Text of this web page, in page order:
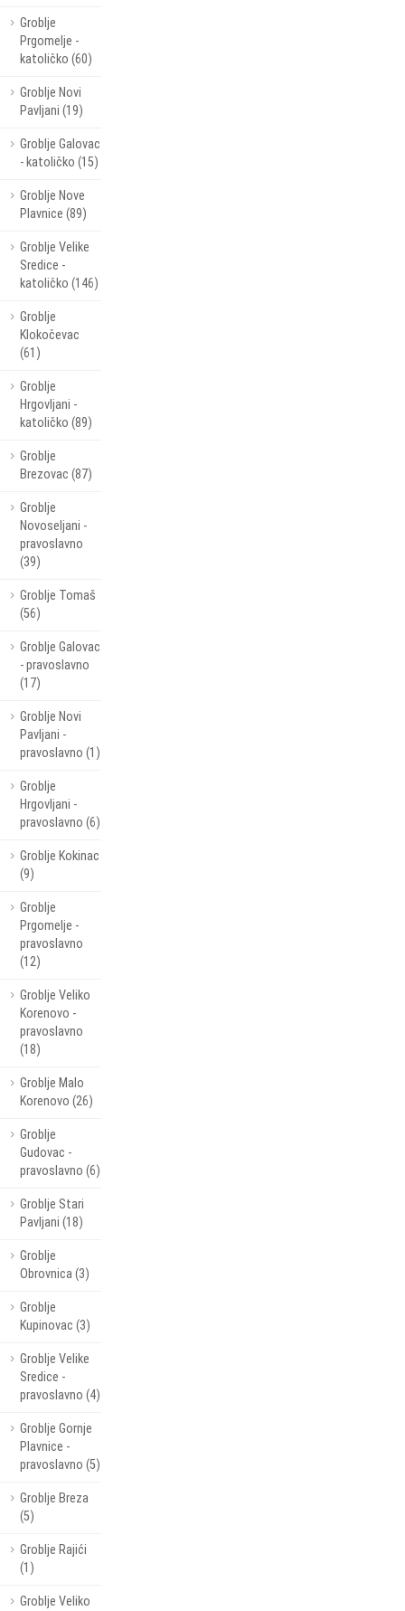
Groblje
Prgomelje -
katoličko (60)
Groblje Novi
Pavljani (19)
Groblje Galovac
- katoličko (15)
Groblje Nove
Plavnice (89)
Groblje Velike
Sredice -
katoličko (146)
Groblje
Klokočevac
(61)
Groblje
Hrgovljani -
katoličko (89)
Groblje
Brezovac (87)
Groblje
Novoseljani -
pravoslavno
(39)
Groblje Tomaš
(56)
Groblje Galovac
- pravoslavno
(17)
Groblje Novi
Pavljani -
pravoslavno (1)
Groblje
Hrgovljani -
pravoslavno (6)
Groblje Kokinac
(9)
Groblje
Prgomelje -
pravoslavno
(12)
Groblje Veliko
Korenovo -
pravoslavno
(18)
Groblje Malo
Korenovo (26)
Groblje
Gudovac -
pravoslavno (6)
Groblje Stari
Pavljani (18)
Groblje
Obrovnica (3)
Groblje
Kupinovac (3)
Groblje Velike
Sredice -
pravoslavno (4)
Groblje Gornje
Plavnice -
pravoslavno (5)
Groblje Breza
(5)
Groblje Rajići
(1)
Groblje Veliko